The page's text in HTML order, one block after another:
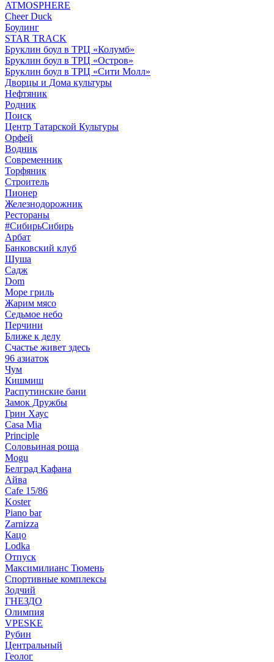
ATMOSPHERE
Cheer Duck
Боулинг
STAR TRACK
Бруклин боул в ТРЦ «Колумб»
Бруклин боул в ТРЦ «Остров»
Бруклин боул в ТРЦ «Сити Молл»
Дворцы и Дома культуры
Нефтяник
Родник
Поиск
Центр Татарской Культуры
Орфей
Водник
Современник
Торфяник
Строитель
Пионер
Железнодорожник
Рестораны
#СибирьСибирь
Арбат
Банковский клуб
Шуша
Садж
Dom
Море гриль
Жарим мясо
Седьмое небо
Перчини
Ближе к делу
Счастье живет здесь
96 азиаток
Чум
Кишмиш
Распутинские бани
Замок Дружбы
Грин Хаус
Casa Mia
Principle
Соловьиная роща
Mogu
Белград Кафана
Айва
Cafe 15/86
Koster
Piano bar
Zarnizza
Кацо
Lodka
Отпуск
Максимилианс Тюмень
Спортивные комплексы
Зодчий
ГНЕЗДО
Олимпия
VPESKE
Рубин
Центральный
Геолог